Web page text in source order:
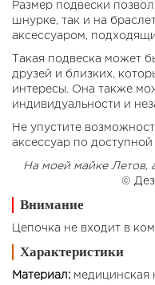
Размер подвески
шнурке, так и на
аксессуаром,
Такая подвеска может
друзей и близких,
интересы. Она также
индивидуальности и
Не упустите
аксессуар по доступной
На моей майке Летов,
©
Внимание
Цепочка не входит в
Характеристики
Материал: медицинская